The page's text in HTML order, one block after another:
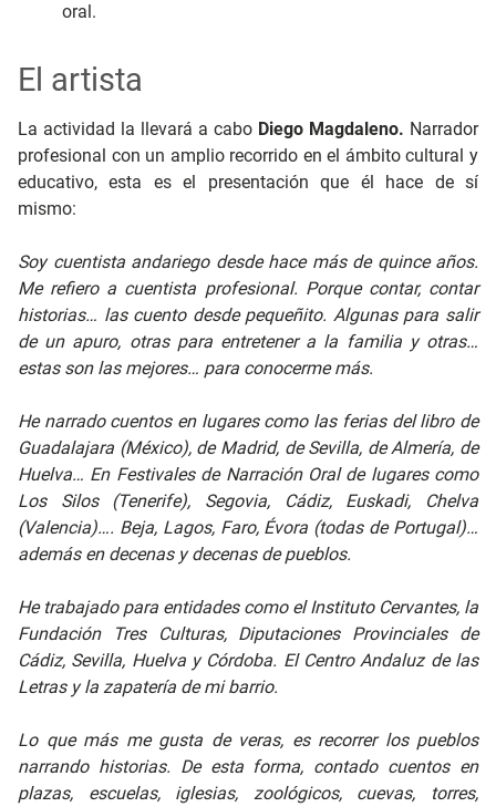
oral.
El artista
La actividad la llevará a cabo Diego Magdaleno. Narrador
profesional con un amplio recorrido en el ámbito cultural y
educativo, esta es el presentación que él hace de sí
mismo:
Soy cuentista andariego desde hace más de quince años.
Me refiero a cuentista profesional. Porque contar, contar
historias… las cuento desde pequeñito. Algunas para salir
de un apuro, otras para entretener a la familia y otras…
estas son las mejores… para conocerme más.
He narrado cuentos en lugares como las ferias del libro de
Guadalajara (México), de Madrid, de Sevilla, de Almería, de
Huelva… En Festivales de Narración Oral de lugares como
Los Silos (Tenerife), Segovia, Cádiz, Euskadi, Chelva
(Valencia)…. Beja, Lagos, Faro, Évora (todas de Portugal)…
además en decenas y decenas de pueblos.
He trabajado para entidades como el Instituto Cervantes, la
Fundación Tres Culturas, Diputaciones Provinciales de
Cádiz, Sevilla, Huelva y Córdoba. El Centro Andaluz de las
Letras y la zapatería de mi barrio.
Lo que más me gusta de veras, es recorrer los pueblos
narrando historias. De esta forma, contado cuentos en
plazas, escuelas, iglesias, zoológicos, cuevas, torres,